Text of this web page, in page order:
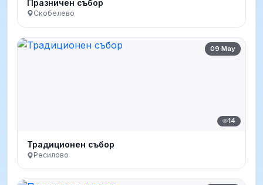
Празничен събор
Скобелево
09 May
14
Традиционен събор
Ресилово